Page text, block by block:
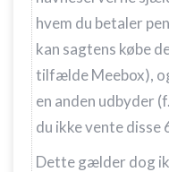
hvem du betaler
kan sagtens købe
tilfælde Meebox),
en anden udbyder
du ikke vente disse
Dette gælder dog